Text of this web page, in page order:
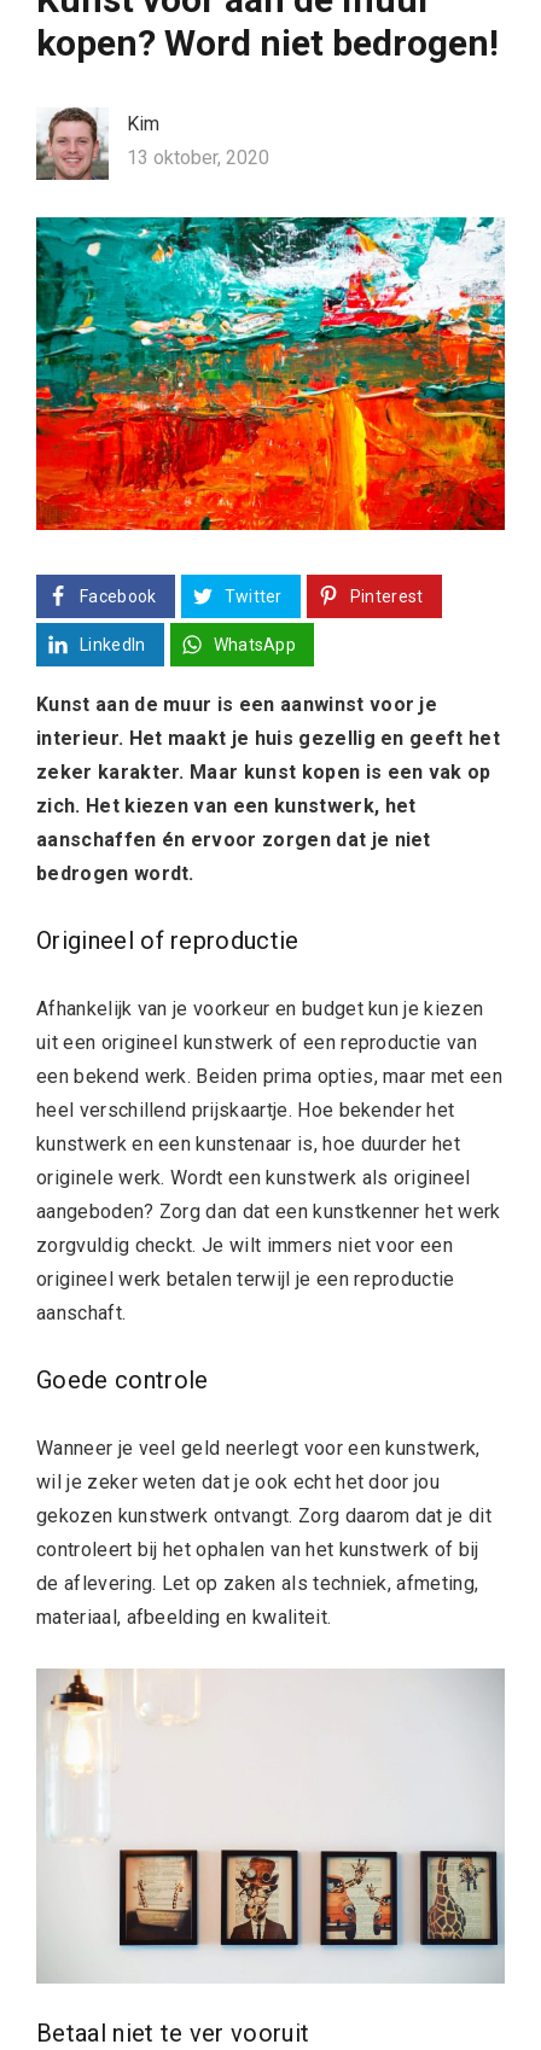
kopen? Word niet bedrogen!
Kim
13 oktober, 2020
Facebook Twitter Pinterest
LinkedIn WhatsApp
Kunst aan de muur is een aanwinst voor je
interieur. Het maakt je huis gezellig en geeft het
zeker karakter. Maar kunst kopen is een vak op
zich. Het kiezen van een kunstwerk, het
aanschaffen én ervoor zorgen dat je niet
bedrogen wordt.
Origineel of reproductie
Afhankelijk van je voorkeur en budget kun je kiezen
uit een origineel kunstwerk of een reproductie van
een bekend werk. Beiden prima opties, maar met een
heel verschillend prijskaartje. Hoe bekender het
kunstwerk en een kunstenaar is, hoe duurder het
originele werk. Wordt een kunstwerk als origineel
aangeboden? Zorg dan dat een kunstkenner het werk
zorgvuldig checkt. Je wilt immers niet voor een
origineel werk betalen terwijl je een reproductie
aanschaft.
Goede controle
Wanneer je veel geld neerlegt voor een kunstwerk,
wil je zeker weten dat je ook echt het door jou
gekozen kunstwerk ontvangt. Zorg daarom dat je dit
controleert bij het ophalen van het kunstwerk of bij
de aflevering. Let op zaken als techniek, afmeting,
materiaal, afbeelding en kwaliteit.
Betaal niet te ver vooruit